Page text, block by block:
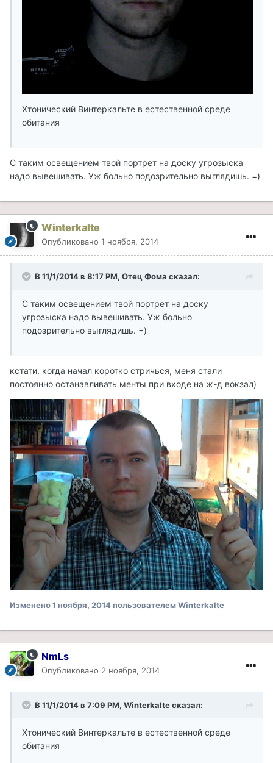
Хтонический Винтеркальте в естественной среде
обитания
C таким освещением твой портрет на доску угрозыска
надо вывешивать. Уж больно подозрительно выглядишь. =)
Winterkalte
Опубликовано 1 ноября, 2014
В 11/1/2014 в 8:17 PM, Отец Фома сказал:
C таким освещением твой портрет на доску
угрозыска надо вывешивать. Уж больно
подозрительно выглядишь. =)
кстати, когда начал коротко стричься, меня стали
постоянно останавливать менты при входе на ж-д вокзал)
Изменено1 ноября, 2014пользователем Winterkalte
NmLs
Опубликовано 2 ноября, 2014
В 11/1/2014 в 7:09 PM, Winterkalte сказал:
Хтонический Винтеркальте в естественной среде
обитания